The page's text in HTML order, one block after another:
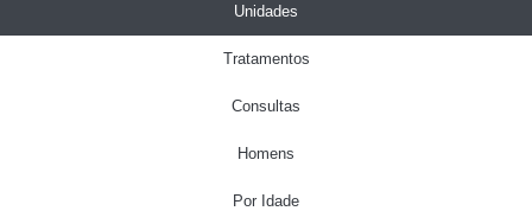
Unidades
Tratamentos
Consultas
Homens
Por Idade